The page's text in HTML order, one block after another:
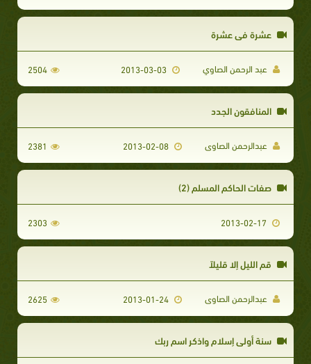
عشرة في عشرة
عبد الرحمن الصاوي 2504
المنافقون الجدد
عبدالرحمن الصاوى 2013-02-08
2381
صفات الحاكم المسلم (2)
2303
قم الليل إلا قليلاً
عبدالرحمن الصاوى 2013-01-24
2625
سنة أولى إسلام واذكر اسم ربك